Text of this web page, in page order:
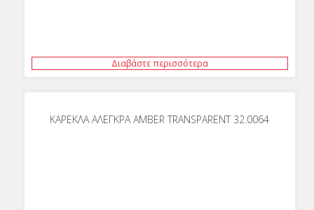
Διαβάστε περισσότερα
ΚΑΡΕΚΛΑ ΑΛΕΓΚΡΑ AMBER TRANSPARENT 32.0064